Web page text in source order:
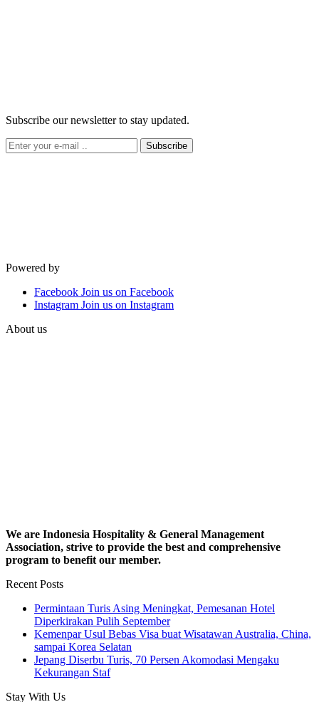
Subscribe our newsletter to stay updated.
Subscribe
Powered by
Facebook Join us on Facebook
Instagram Join us on Instagram
About us
We are Indonesia Hospitality & General Management
Association, strive to provide the best and comprehensive
program to benefit our member.
Recent Posts
Permintaan Turis Asing Meningkat, Pemesanan Hotel
Diperkirakan Pulih September
Kemenpar Usul Bebas Visa buat Wisatawan Australia, China,
sampai Korea Selatan
Jepang Diserbu Turis, 70 Persen Akomodasi Mengaku
Kekurangan Staf
Stay With Us